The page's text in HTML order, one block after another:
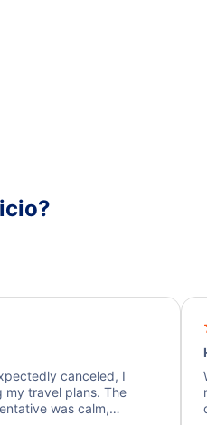
canceled, I
my travel plans. The
was calm,